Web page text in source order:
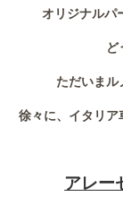
オリジナルパ
ど
ただいまル
徐々に、イタリア
アレー